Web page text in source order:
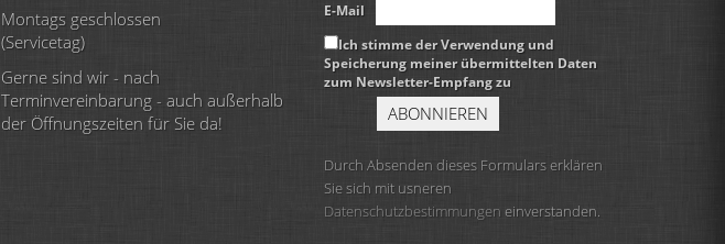
Montags geschlossen
(Servicetag)
Gerne sind wir - nach
Terminvereinbarung - auch außerhalb
der Öffnungszeiten für Sie da!
E-Mail
Ich stimme der Verwendung und
Speicherung meiner übermittelten Daten
zum Newsletter-Empfang zu
Durch Absenden dieses Formulars erklären
Sie sich mit usneren
Datenschutzbestimmungen einverstanden.